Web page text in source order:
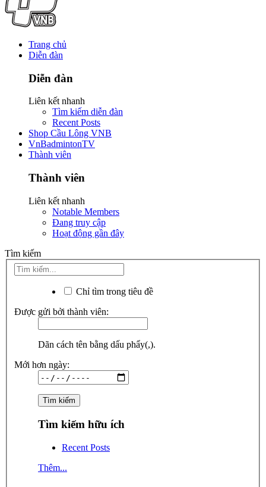
Trang chủ
Diễn đàn
Diễn đàn
Liên kết nhanh
Tìm kiếm diễn đàn
Recent Posts
Shop Cầu Lông VNB
VnBadmintonTV
Thành viên
Thành viên
Liên kết nhanh
Notable Members
Đang truy cập
Hoạt động gần đây
Tìm kiếm
Chỉ tìm trong tiêu đề
Được gửi bởi thành viên:
Dãn cách tên bằng dấu phẩy(,).
Mới hơn ngày:
Tìm kiếm hữu ích
Recent Posts
Thêm...